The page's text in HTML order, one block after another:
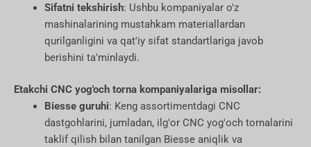
Sifatni tekshirish: Ushbu kompaniyalar o'z
mashinalarining mustahkam materiallardan
qurilganligini va qat'iy sifat standartlariga javob
berishini ta'minlaydi.
Etakchi CNC yog'och torna kompaniyalariga misollar:
Biesse guruhi: Keng assortimentdagi CNC
dastgohlarini, jumladan, ilg'or CNC yog'och tornalarini
taklif qilish bilan tanilgan Biesse aniqlik va